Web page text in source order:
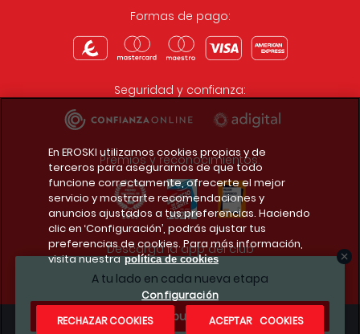
A tu lado en cada nueva etapa
¿Te apuntas?
Formas de pago:
Seguridad y confianza:
Premios y reconocimientos:
Descarga la app del club
En EROSKI utilizamos cookies propias y de
terceros para asegurarnos de que todo
funcione correctamente, ofrecerte el mejor
servicio y mostrarte recomendaciones y
anuncios ajustados a tus preferencias. Haciendo
clic en ‘Configuración’, podrás ajustar tus
preferencias de cookies. Para más información,
visita nuestra política de cookies
Configuración
RECHAZAR COOKIES
ACEPTAR COOKIES